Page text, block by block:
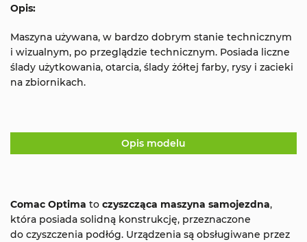
Opis:
Maszyna używana, w bardzo dobrym stanie technicznym
i wizualnym, po przeglądzie technicznym. Posiada liczne
ślady użytkowania, otarcia, ślady żółtej farby, rysy i zacieki
na zbiornikach.
Opis modelu
Comac Optima to czyszcząca maszyna samojezdna,
która posiada solidną konstrukcję, przeznaczone
do czyszczenia podłóg. Urządzenia są obsługiwane przez